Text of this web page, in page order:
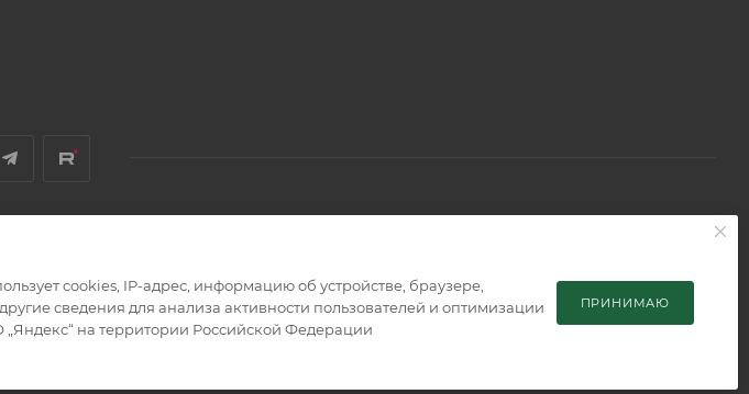
характер и не является публичной офертой, определяемой положениями
cookies, IP-адрес, информацию об устройстве, браузере,
сведения для анализа активности пользователей и оптимизации
на территории Российской Федерации
ПРИНИМАЮ